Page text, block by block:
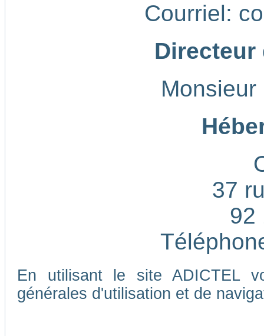
Courriel:
Monsieur
37
92
En utilisant le site ADICTEL
générales d'utilisation et de